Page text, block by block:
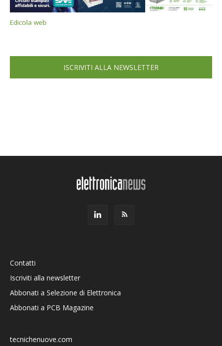
Edicola web
ISCRIVITI ALLA NEWSLETTER
Contatti
Iscriviti alla newsletter
Abbonati a Selezione di Elettronica
Abbonati a PCB Magazine
tecnichenuove.com